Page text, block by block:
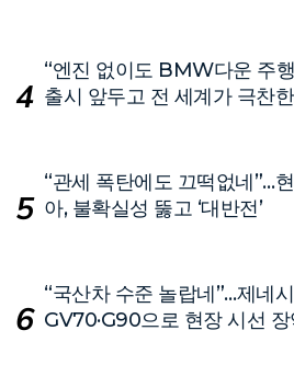
“엔진 없이도 BMW다운 주
출시 앞두고 전 세계가 극찬한
“관세 폭탄에도 끄떡없네”…현
아, 불확실성 뚫고 ‘대반전’
“국산차 수준 놀랍네”…제네
GV70·G90으로 현장 시선 장